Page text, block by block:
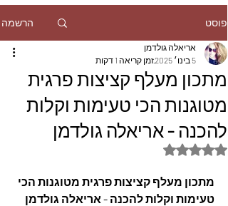
פוסט הרשמה
מתכון מעלף קציצות פרגית
מטוגנות הכי טעימות וקלות
להכנה - אריאלה גולדמן
אריאלה גולדמן
5 בינו׳ 2025
זמן קריאה 1 דקות
דירוג של NaN מתוך 5 כוכבים
מתכון מעלף קציצות פרגית מטוגנות הכי
טעימות וקלות להכנה - אריאלה גולדמן